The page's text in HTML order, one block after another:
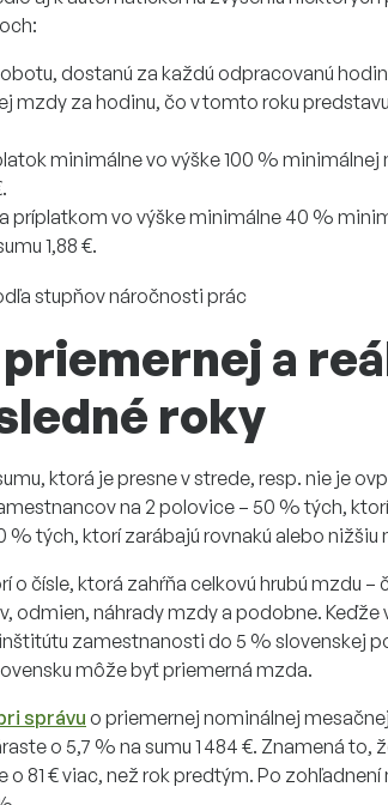
dostanú za každú odpracovanú
mzdy za hodinu, čo v tomto roku
minimálne vo výške 100 % minimálnej
príplatkom vo výške minimálne 40 %
1,88 €.
a
roky
ktorá je presne v strede, resp. nie je
na 2 polovice – 50 % tých,
% tých, ktorí zarábajú rovnakú alebo nižšiu
o čísle, ktorá zahŕňa celkovú hrubú mzdu –
odmien, náhrady mzdy a podobne. Keďže
zamestnanosti do 5 % slovenskej
môže byť priemerná mzda.
správu o priemernej nominálnej
o 5,7 % na sumu 1 484 €. Znamená to,
81 € viac, než rok predtým. Po zohľadnení